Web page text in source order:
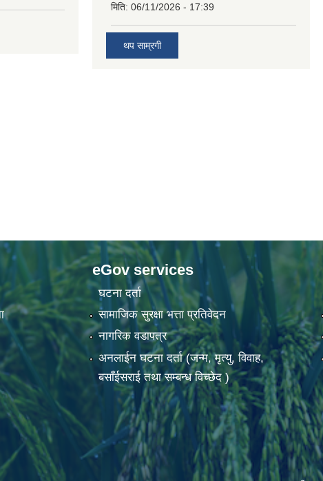
मिति: 06/11/2026 - 17:39
थप साम्रगी
eGov services
घटना दर्ता
सामाजिक सुरक्षा भत्ता प्रतिवेदन
नागरिक वडापत्र
अनलाईन घटना दर्ता (जन्म, मृत्यु, विवाह,
बसाँईसराई तथा सम्बन्ध विच्छेद )